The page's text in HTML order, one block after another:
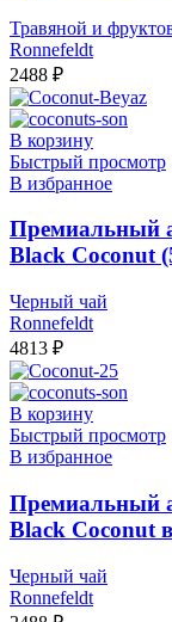
Травяной и
Ronnefeldt
2488 ₽
В корзину
Быстрый просмотр
В избранное
Премиальный
Black Coconut
Черный чай
Ronnefeldt
4813 ₽
В корзину
Быстрый просмотр
В избранное
Премиальный
Black Coconut
Черный чай
Ronnefeldt